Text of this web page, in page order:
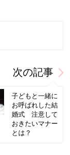
次の記事
子どもと一緒に
お呼ばれした結
婚式 注意して
おきたいマナー
とは？